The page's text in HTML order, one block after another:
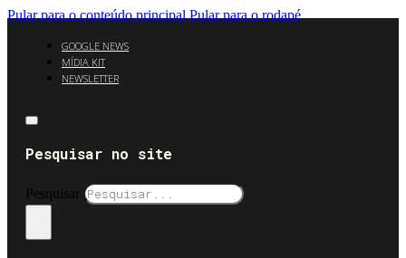
Pular para o conteúdo principal Pular para o rodapé
GOOGLE NEWS
MÍDIA KIT
NEWSLETTER
Pesquisar no site
Pesquisar